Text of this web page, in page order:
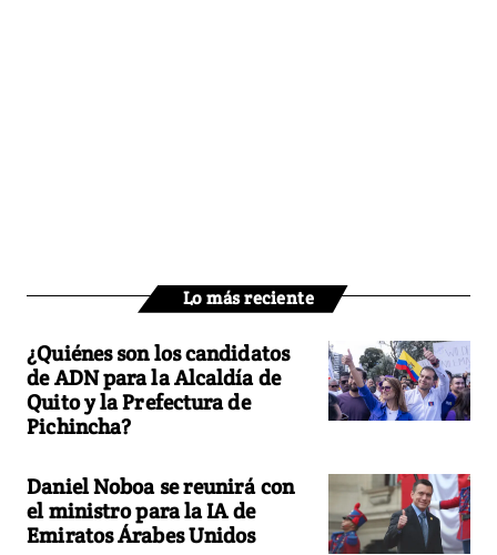
Lo más reciente
¿Quiénes son los candidatos
de ADN para la Alcaldía de
Quito y la Prefectura de
Pichincha?
Daniel Noboa se reunirá con
el ministro para la IA de
Emiratos Árabes Unidos